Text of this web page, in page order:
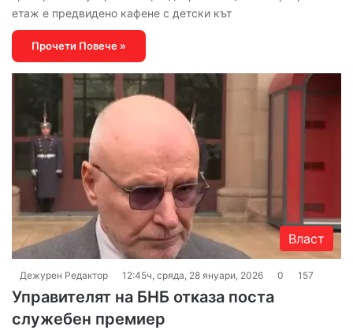
етаж е предвидено кафене с детски кът
Прочети Повече »
Власт
Дежурен Редактор 12:45ч, сряда, 28 януари, 2026 0 157
Управителят на БНБ отказа поста
служебен премиер